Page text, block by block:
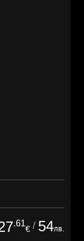
.61
€ / 54лв.